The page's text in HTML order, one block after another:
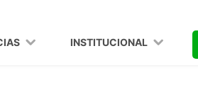
INSTITUCIONAL